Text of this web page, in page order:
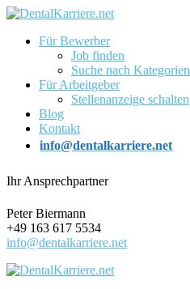
Für Bewerber
Job finden
Suche nach Kategorien
Für Arbeitgeber
Stellenanzeige schalten
Blog
Kontakt
info@dentalkarriere.net
Ihr Ansprechpartner
Peter Biermann
+49 163 617 5534
info@dentalkarriere.net